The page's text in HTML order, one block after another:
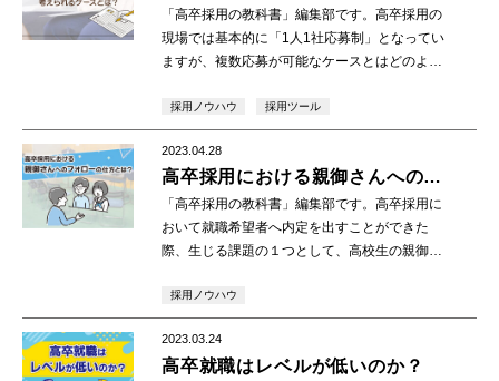
ケースとは？
「高卒採用の教科書」編集部です。高卒採用の
現場では基本的に「1人1社応募制」となってい
ますが、複数応募が可能なケースとはどのよう
用の複数応募について詳細に解説しています。
1.高 […]
採用ノウハウ 採用ツール
2023.04.28
高卒採用における親御さんへのフ
ォローの仕方とは？
「高卒採用の教科書」編集部です。高卒採用に
おいて就職希望者へ内定を出すことができた
際、生じる課題の１つとして、高校生の親御さ
あると思います。本コラムでは高卒採用におけ
る親御さんへ […]
採用ノウハウ
2023.03.24
高卒就職はレベルが低いのか？